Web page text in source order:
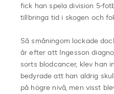
fick han spela division 5-
tillbringa tid i skogen och
Så småningom lockade
år efter att Ingesson
sorts blodcancer, klev han
bedyrade att han aldrig
på högre nivå, men visst